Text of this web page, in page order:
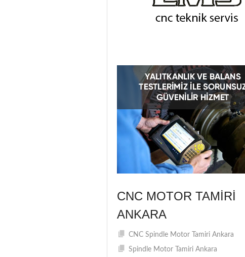
CNC MOTOR TAMIRI
ANKARA
CNC Spindle Motor Tamiri Ankara
Spindle Motor Tamiri Ankara